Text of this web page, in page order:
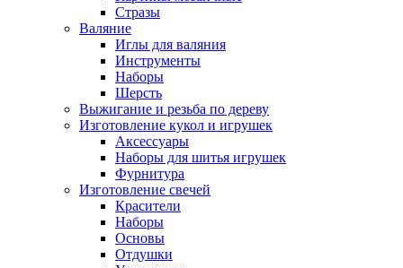
Стразы
Валяние
Иглы для валяния
Инструменты
Наборы
Шерсть
Выжигание и резьба по дереву
Изготовление кукол и игрушек
Аксессуары
Наборы для шитья игрушек
Фурнитура
Изготовление свечей
Красители
Наборы
Основы
Отдушки